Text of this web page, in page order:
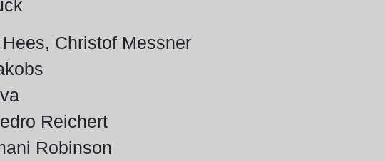
Christof Messner
Reichert
Robinson